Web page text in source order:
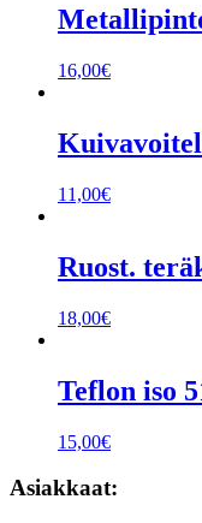
16,00€
11,00€
Ruost.
18,00€
Teflon iso
15,00€
Asiakkaat: